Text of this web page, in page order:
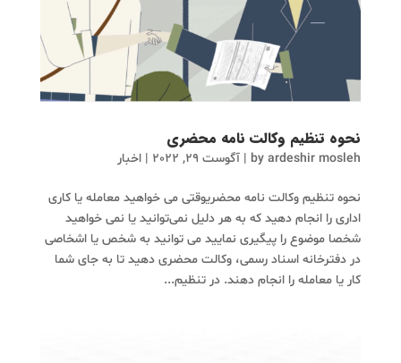
نحوه تنظیم وکالت نامه محضری
byardeshir mosleh
| آگوست 29, 2022 | اخبار
نحوه تنظیم وکالت نامه محضریوقتی می خواهید معامله یا کاری
اداری را انجام دهید که به هر دلیل نمی‌توانید یا نمی‌ خواهید
شخصا موضوع را پیگیری نمایید می توانید به شخص یا اشخاصی
در دفترخانه اسناد رسمی، وکالت محضری ‌دهید تا به جای شما
کار یا معامله را انجام دهند. در تنظیم...